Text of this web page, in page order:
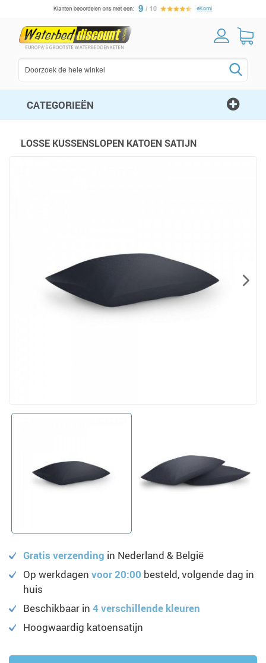
CATEGORIEËN
LOSSE KUSSENSLOPEN KATOEN SATIJN
Gratis verzending in Nederland & België
Op werkdagen voor 20:00 besteld, volgende dag in
huis
Beschikbaar in 4 verschillende kleuren
Hoogwaardig katoensatijn